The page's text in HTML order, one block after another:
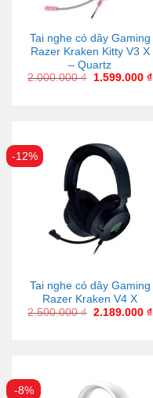
Tai nghe có dây Gaming
Razer Kraken Kitty V3 X
– Quartz
2.000.000₫ 1.599.000 ₫
-12%
Tai nghe có dây Gaming
Razer Kraken V4 X
2.500.000₫ 2.189.000 ₫
-8%